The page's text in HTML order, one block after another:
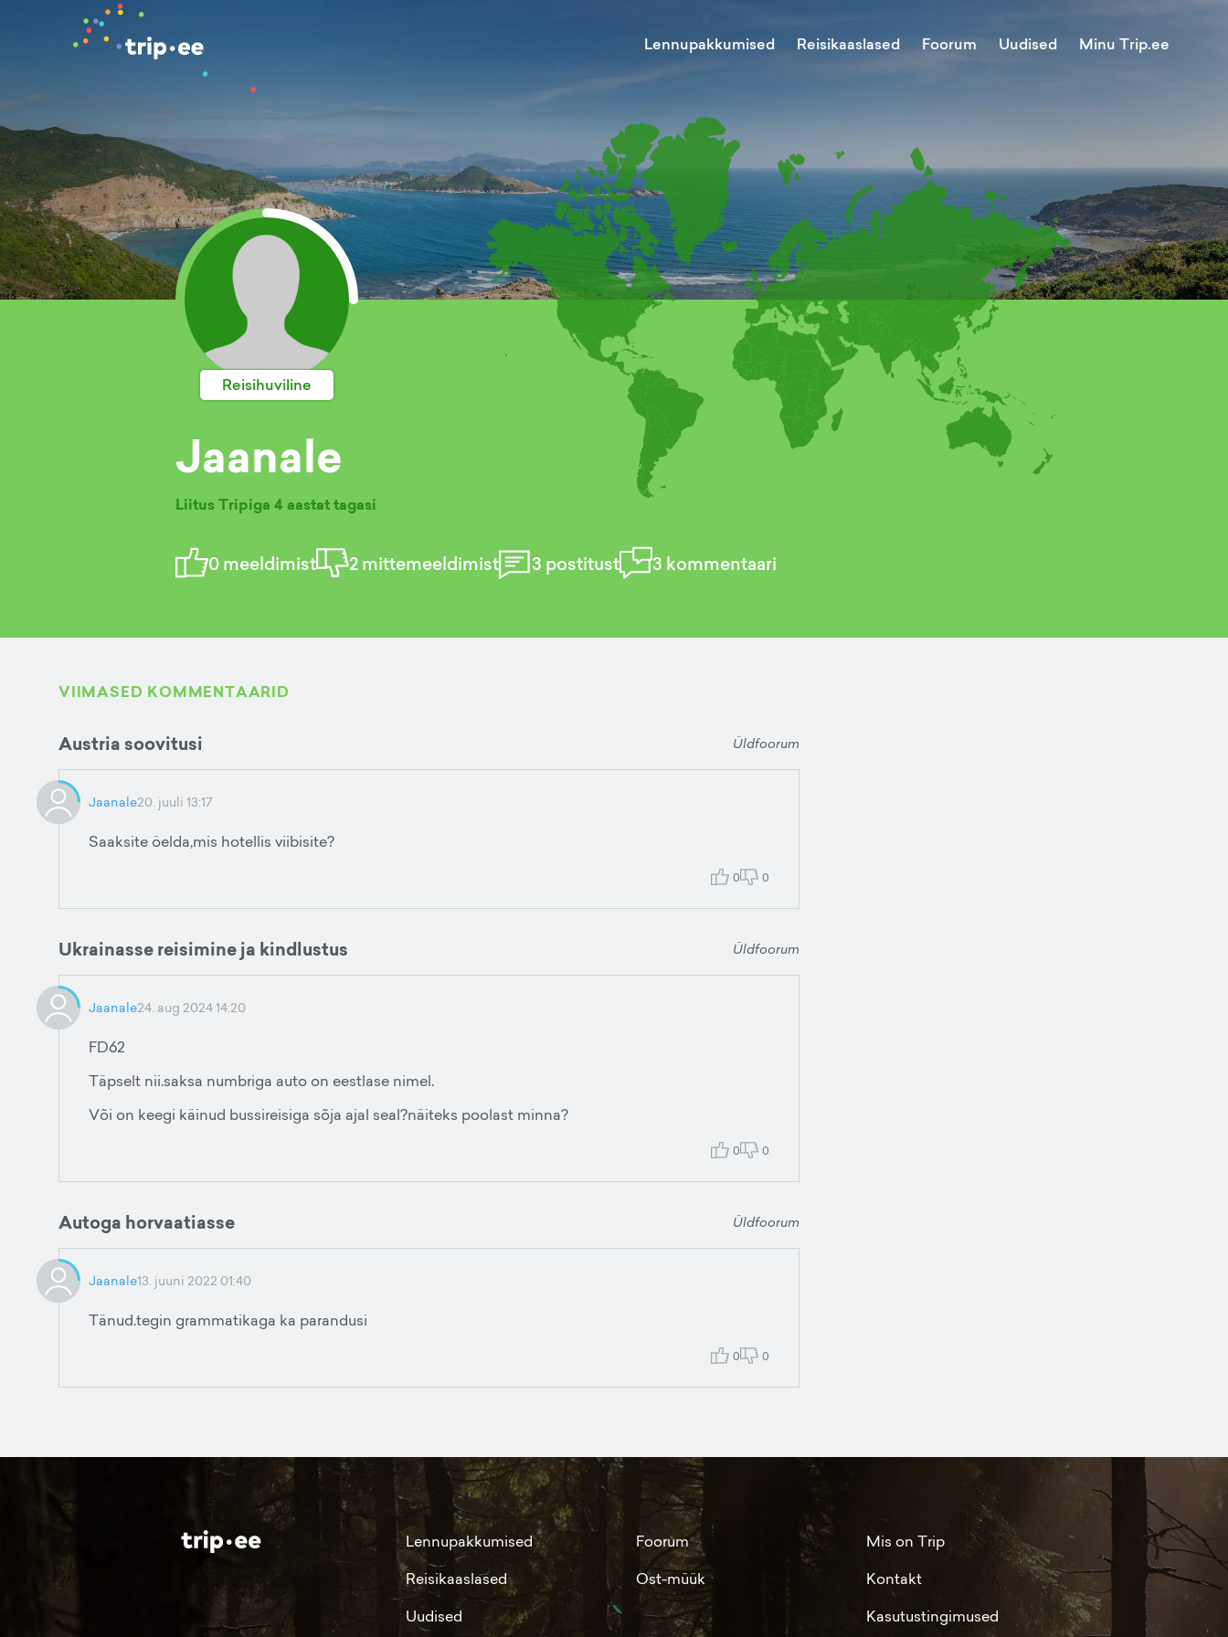
Lennupakkumised Reisikaaslased Foorum Uudised Minu Trip.ee
Reisihuviline
Jaanale
Liitus Tripiga 4 aastat tagasi
0meeldimist 2mittemeeldimist 3 postitust 3 kommentaari
VIIMASED KOMMENTAARID
Austria soovitusi Üldfoorum
Jaanale20. juuli 13:17
Saaksite öelda,mis hotellis viibisite?
0 0
Ukrainasse reisimine ja kindlustus Üldfoorum
Jaanale24. aug 2024 14:20
FD62
Täpselt nii.saksa numbriga auto on eestlase nimel.
Või on keegi käinud bussireisiga sõja ajal seal?näiteks poolast minna?
0 0
Autoga horvaatiasse Üldfoorum
Jaanale13. juuni 2022 01:40
Tänud.tegin grammatikaga ka parandusi
0 0
Lennupakkumised
Reisikaaslased
Uudised
Foorum
Ost-müük
Mis on Trip
Kontakt
Kasutustingimused